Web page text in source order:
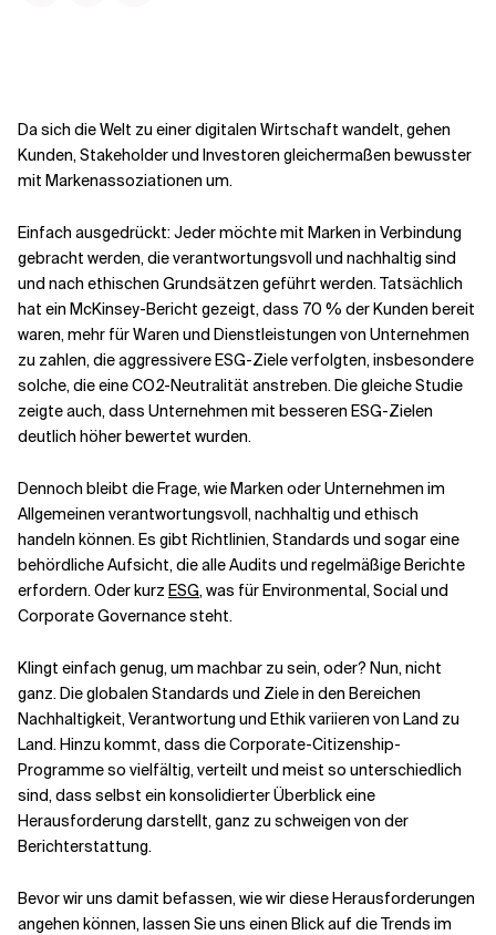
Verwandte Themen
Da sich die Welt zu einer digitalen Wirtschaft wandelt, gehen
Kunden, Stakeholder und Investoren gleichermaßen bewusster
mit Markenassoziationen um.
Einfach ausgedrückt: Jeder möchte mit Marken in Verbindung
gebracht werden, die verantwortungsvoll und nachhaltig sind
und nach ethischen Grundsätzen geführt werden. Tatsächlich
hat ein McKinsey-Bericht gezeigt, dass 70 % der Kunden bereit
waren, mehr für Waren und Dienstleistungen von Unternehmen
zu zahlen, die aggressivere ESG-Ziele verfolgten, insbesondere
solche, die eine CO2-Neutralität anstreben. Die gleiche Studie
zeigte auch, dass Unternehmen mit besseren ESG-Zielen
deutlich höher bewertet wurden.
Dennoch bleibt die Frage, wie Marken oder Unternehmen im
Allgemeinen verantwortungsvoll, nachhaltig und ethisch
handeln können. Es gibt Richtlinien, Standards und sogar eine
behördliche Aufsicht, die alle Audits und regelmäßige Berichte
erfordern. Oder kurz ESG, was für Environmental, Social und
Corporate Governance steht.
Klingt einfach genug, um machbar zu sein, oder? Nun, nicht
ganz. Die globalen Standards und Ziele in den Bereichen
Nachhaltigkeit, Verantwortung und Ethik variieren von Land zu
Land. Hinzu kommt, dass die Corporate-Citizenship-
Programme so vielfältig, verteilt und meist so unterschiedlich
sind, dass selbst ein konsolidierter Überblick eine
Herausforderung darstellt, ganz zu schweigen von der
Berichterstattung.
Bevor wir uns damit befassen, wie wir diese Herausforderungen
angehen können, lassen Sie uns einen Blick auf die Trends im